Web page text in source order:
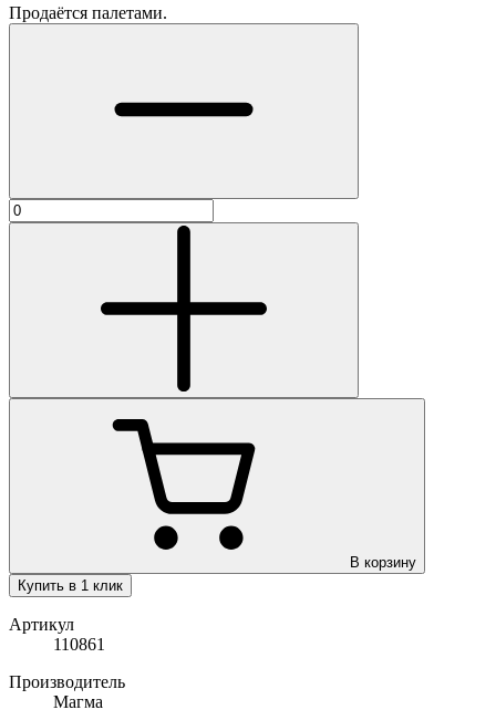
Продаётся палетами.
В корзину
Купить в 1 клик
Артикул
110861
Производитель
Магма